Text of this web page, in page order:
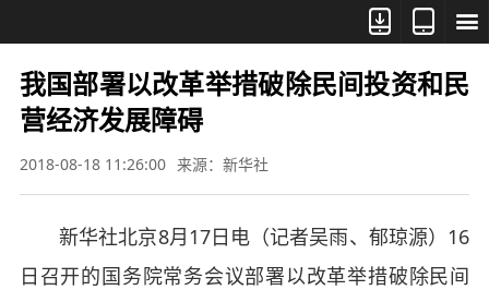



我国部署以改革举措破除民间投资和民
营经济发展障碍
2018-08-18 11:26:00 来源：新华社
新华社北京8月17日电（记者吴雨、郁琼源）16
日召开的国务院常务会议部署以改革举措破除民间